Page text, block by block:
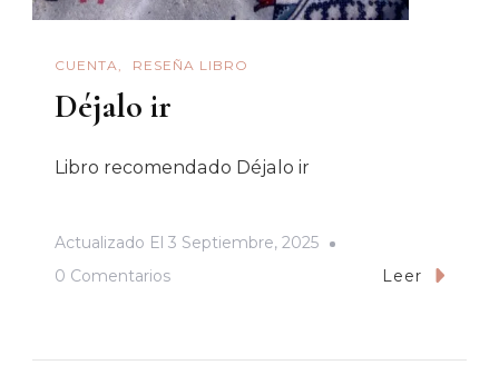
CUENTA RESEÑA LIBRO
Déjalo ir
Libro recomendado Déjalo ir
Actualizado El 3 Septiembre, 2025
0 ComentariosEn
Leer